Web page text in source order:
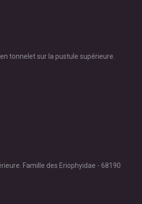
tonnelet sur la pustule supérieure.
Famille des Eriophyidae - 68190